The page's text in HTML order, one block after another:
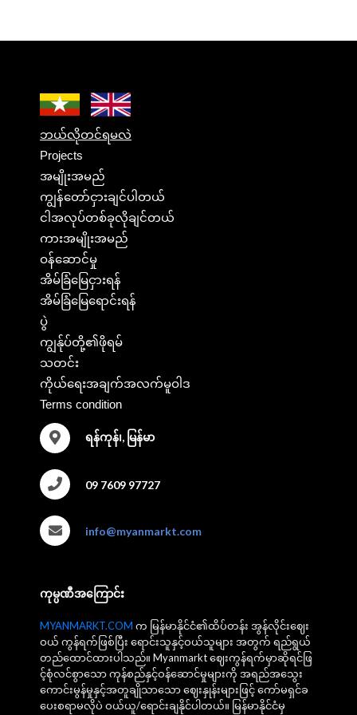
ဘယ်လိုတင်ရမလဲ
Projects
အမျိုးအမည်
ကျွန်တော်ငှားချင်ပါတယ်
ငါအလုပ်တစ်ခုလိုချင်တယ်
ကားအမျိုးအမည်
ဝန်ဆောင်မှု
အိမ်ခြံမြေငှားရန်
အိမ်ခြံမြေရောင်းရန်
ပွဲ
ကျွန်ုပ်တို့၏ဖိုရမ်
သတင်း
ကိုယ်ရေးအချက်အလက်မူဝါဒ
Terms condition
ရန်ကုန်၊, မြန်မာ
09 7609 97727
info@myanmarkt.com
ကုမ္ပဏီအကြောင်း
MYANMARKT.COM က မြန်မာနိုင်ငံ၏ထိပ်တန်း အွန်လိုင်းဈေး
ဝယ် ကွန်ရက်ဖြစ်ပြီး ရောင်းသူနှင့်ဝယ်သူများ အတွက် ရည်ရွယ်
တည်ထောင်ထားပါသည်။ Myanmarkt ဈေးကွန်ရက်မှာဆိုရင်ဖြ
င့်စုံလင်စွာသော ကုန်စည်နှင့်ဝန်ဆောင်မှုများကို အရည်အသွေး
ကောင်းမွန်မှုနှင့်အတူချိုသာသော ဈေးနှုန်းများဖြင့် ကော်မရှင်ခ
ပေးစရာမလိုပဲ ဝယ်ယူ/ရောင်းချနိုင်ပါတယ်။ မြန်မာနိုင်ငံမှ